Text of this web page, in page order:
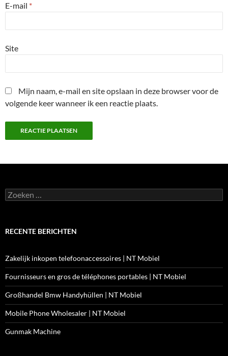
E-mail *
Site
Mijn naam, e-mail en site opslaan in deze browser voor de
volgende keer wanneer ik een reactie plaats.
Zoeken
naar:
RECENTE BERICHTEN
Zakelijk inkopen telefoonaccessoires | NT Mobiel
Fournisseurs en gros de téléphones portables | NT Mobiel
Großhandel Bmw Handyhüllen | NT Mobiel
Mobile Phone Wholesaler | NT Mobiel
Gunmak Machine